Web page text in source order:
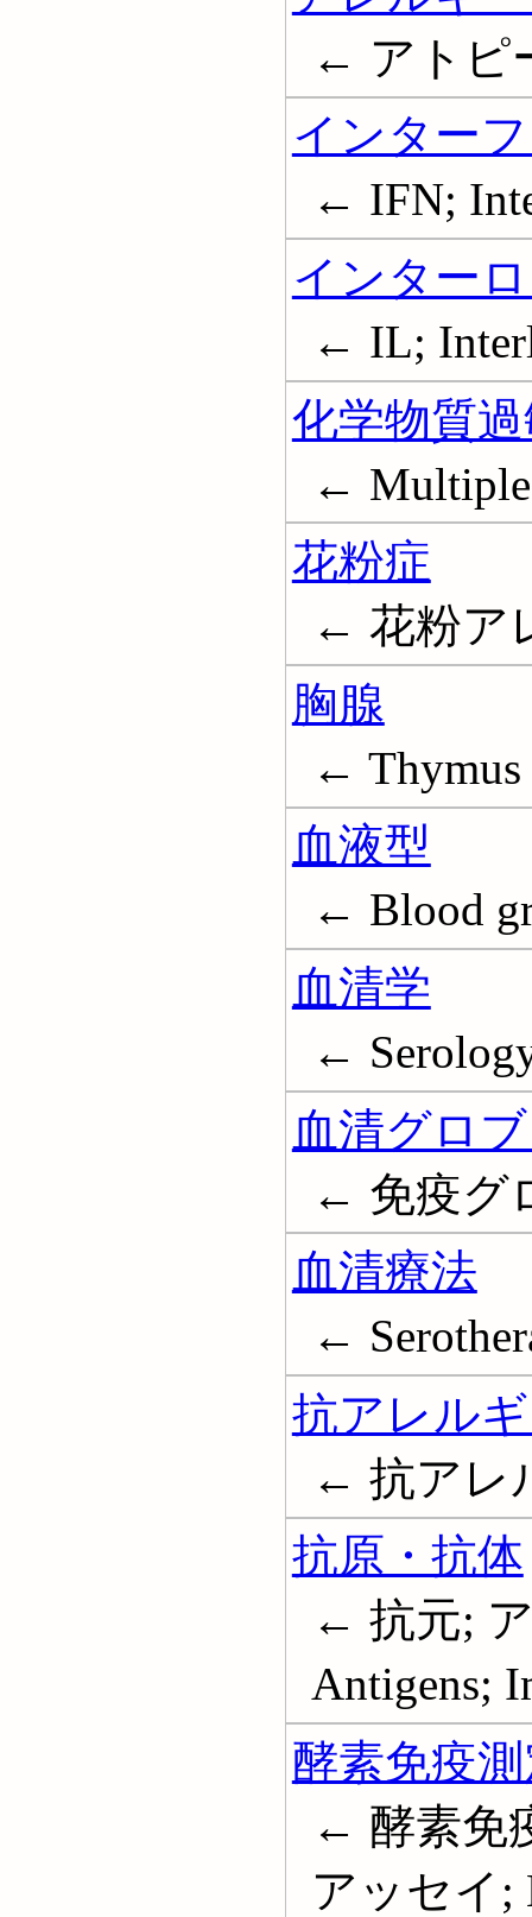
← アトピ
インター
← IFN;
インター
← IL;
化学物質
← Multiple
花粉症
← 花粉ア
胸腺
← Thymus
血液型
← Blood
血清学
←
血清グロ
← 免疫グ
血清療法
←
抗アレル
← 抗アレ
抗原・抗体
← 抗元;
Antigens;
酵素免疫
← 酵素免
アッセイ;